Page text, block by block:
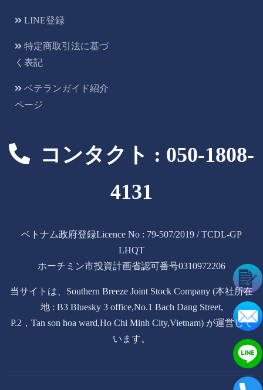
LINE登録
特定商取引法に基づ
く表記
ベテランガイド紹介
ページ
コンタクト : 050-1808-
4131
ベトナム政府登録Licence No : 79-507/2019 / TCDL-GP
LHQT
ホーチミン市投資計画省認可番号0310972206
当サイトは、Southern Breeze Joint Stock Company (本社所在
地 : B3 Bluesky 3 office,No.1 Bach Dang Street,
P.2，Tan son hoa ward,Ho Chi Minh City,Vietnam) が運営して
います。